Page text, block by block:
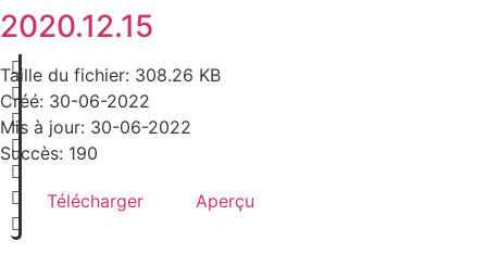
Aller
au
contenu
2020.12.15
Taille du fichier: 308.26 KB
Créé: 30-06-2022
Mis à jour: 30-06-2022
Succès: 190
Télécharger Aperçu